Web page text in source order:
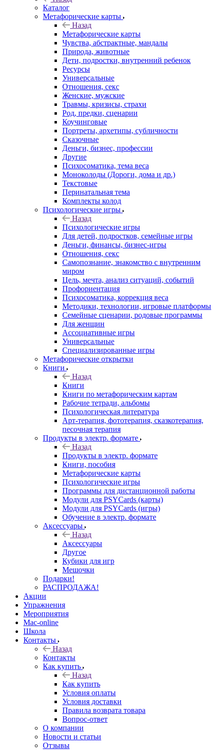
Каталог
Mетафорические карты
Назад
Mетафорические карты
Чувства, абстрактные, мандалы
Природа, животные
Дети, подростки, внутренний ребенок
Ресурсы
Универсальные
Отношения, секс
Женские, мужские
Травмы, кризисы, страхи
Род, предки, сценарии
Коучинговые
Портреты, архетипы, субличности
Сказочные
Деньги, бизнес, профессии
Другие
Психосоматика, тема веса
Моноколоды (Дороги, дома и др.)
Текстовые
Перинатальная тема
Комплекты колод
Психологические игры
Назад
Психологические игры
Для детей, подростков, семейные игры
Деньги, финансы, бизнес-игры
Отношения, секс
Самопознание, знакомство с внутренним
миром
Цель, мечта, анализ ситуаций, событий
Профориентация
Психосоматика, коррекция веса
Методики, технологии, игровые платформы
Семейные сценарии, родовые программы
Для женщин
Ассоциативные игры
Универсальные
Специализированные игры
Метафорические открытки
Книги
Назад
Книги
Книги по метафорическим картам
Рабочие тетради, альбомы
Психологическая литература
Арт-терапия, фототерапия, сказкотерапия,
песочная терапия
Продукты в электр. формате
Назад
Продукты в электр. формате
Книги, пособия
Метафорические карты
Психологические игры
Программы для дистанционной работы
Модули для PSYCards (карты)
Модули для PSYCards (игры)
Обучение в электр. формате
Аксессуары
Назад
Аксессуары
Другое
Кубики для игр
Мешочки
Подарки!
РАСПРОДАЖА!
Акции
Упражнения
Мероприятия
Mac-online
Школа
Контакты
Назад
Контакты
Как купить
Назад
Как купить
Условия оплаты
Условия доставки
Правила возврата товара
Вопрос-ответ
О компании
Новости и статьи
Отзывы